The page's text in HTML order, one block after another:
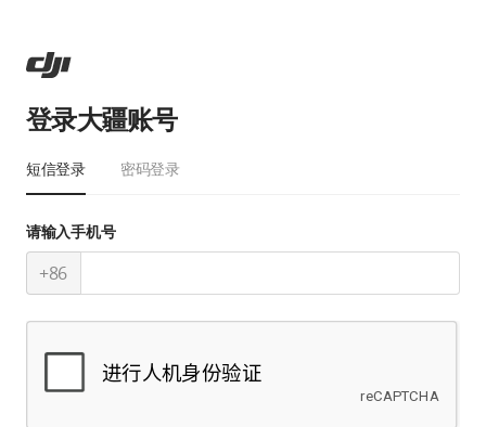
登录大疆账号
短信登录 密码登录
请输入手机号
+86